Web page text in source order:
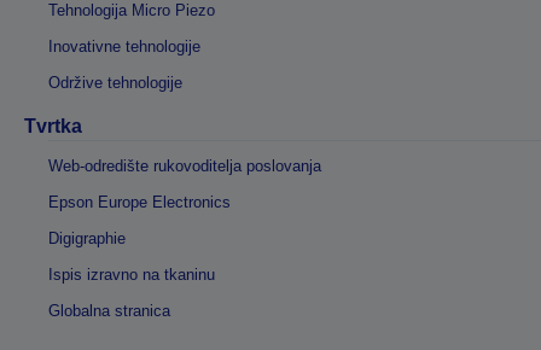
Tehnologija Micro Piezo
Inovativne tehnologije
Održive tehnologije
Tvrtka
Web-odredište rukovoditelja poslovanja
Epson Europe Electronics
Digigraphie
Ispis izravno na tkaninu
Globalna stranica